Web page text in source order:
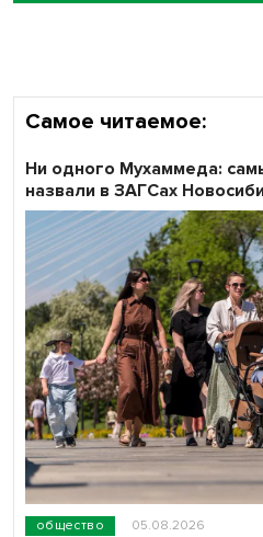
Самое читаемое:
общество 05.08.2026
Ни одного Мухаммеда:
назвали в ЗАГСах